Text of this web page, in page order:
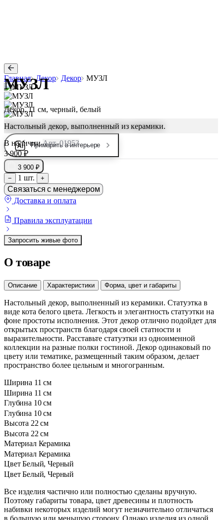
Главная Декор Декор МУЗЛ
Примерить в интерьере
МУЗЛ
Декор, 11 см, черный, белый
Настольный декор, выполненный из керамики.
В наличии Арт. 01953
3 900 ₽
3 900 ₽
−
1 шт. +
Связаться с менеджером
Доставка и оплата
Правила эксплуатации
Запросить живые фото
О товаре
Описание Характеристики Форма, цвет и габариты
Настольный декор, выполненный из керамики. Статуэтка в
виде кота белого цвета. Легкость и элегантность статуэтки на
фоне простоты исполнения. Этот декор отлично подойдет для
открытых пространств благодаря своей статности и
выразительности. Расставьте статуэтки из одноименной
коллекции на разные полки гостиной. Декор одинаковый по
цвету или тематике, размещенный таким образом, делает
пространство более цельным и многогранным.
Ширина 11 см
Ширина 11 см
Глубина 10 см
Глубина 10 см
Высота 22 см
Высота 22 см
Материал Керамика
Материал Керамика
Цвет Белый, Черный
Цвет Белый, Черный
Все изделия частично или полностью сделаны вручную.
Поэтому габариты товара, цвет древесины и плотность
набивки некоторых изделий могут незначительно отличаться